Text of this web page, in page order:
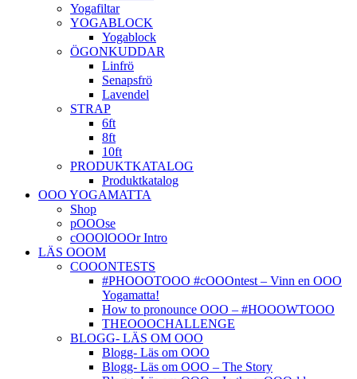
Yogafiltar
YOGABLOCK
Yogablock
ÖGONKUDDAR
Linfrö
Senapsfrö
Lavendel
STRAP
6ft
8ft
10ft
PRODUKTKATALOG
Produktkatalog
OOO YOGAMATTA
Shop
pOOOse
cOOOlOOOr Intro
LÄS OOOM
COOONTESTS
#PHOOOTOOO #cOOOntest – Vinn en OOO
Yogamatta!
How to pronounce OOO – #HOOOWTOOO
THEOOOCHALLENGE
BLOGG- LÄS OM OOO
Blogg- Läs om OOO
Blogg- Läs om OOO – The Story